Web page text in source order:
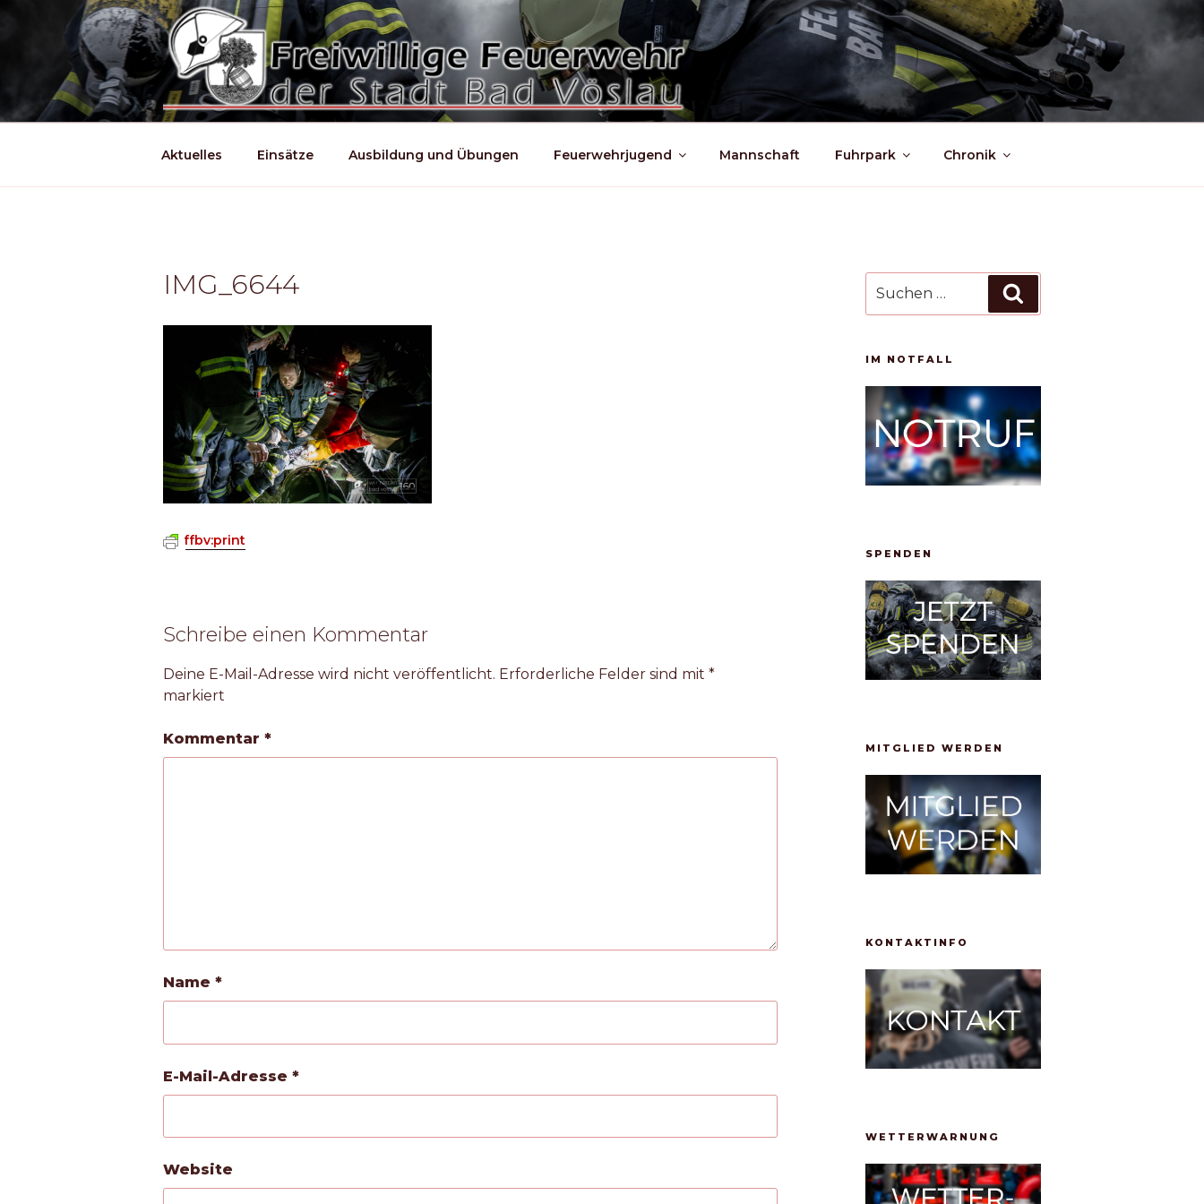
Aktuelles Einsätze Ausbildung und Übungen Feuerwehrjugend Mannschaft Fuhrpark Chronik
IMG_6644
ffbv:print
Schreibe einen Kommentar
Deine E-Mail-Adresse wird nicht veröffentlicht. Erforderliche Felder sind mit*
markiert
Kommentar*
Name*
E-Mail-Adresse*
Website
nach:
IM NOTFALL
SPENDEN
MITGLIED WERDEN
KONTAKTINFO
WETTERWARNUNG